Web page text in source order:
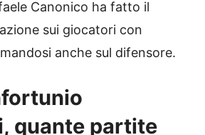
Canonico ha fatto il
sui giocatori con
anche sul difensore.
quante partite